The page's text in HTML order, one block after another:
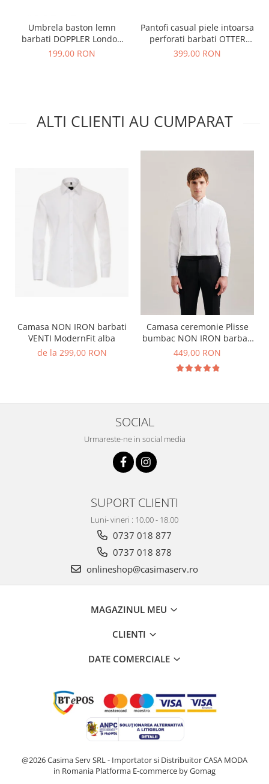
Umbrela baston lemn
barbati DOPPLER London
negru
199,00 RON
Pantofi casual piele intoarsa
perforati barbati OTTER
OT9554 bej inchis
399,00 RON
ALTI CLIENTI AU CUMPARAT
Camasa NON IRON barbati
VENTI ModernFit alba
de la 299,00 RON
Camasa ceremonie Plisse
bumbac NON IRON barbati
SEIDENSTICKER Slim alb
449,00 RON
SOCIAL
Urmareste-ne in social media
SUPORT CLIENTI
Luni- vineri : 10.00 - 18.00
0737 018 877
0737 018 878
onlineshop@casimaserv.ro
MAGAZINUL MEU
CLIENTI
DATE COMERCIALE
@2026 Casima Serv SRL - Importator si Distribuitor CASA MODA
in Romania Platforma E-commerce by Gomag